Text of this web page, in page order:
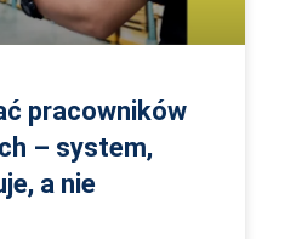
pracowników
– system,
a nie